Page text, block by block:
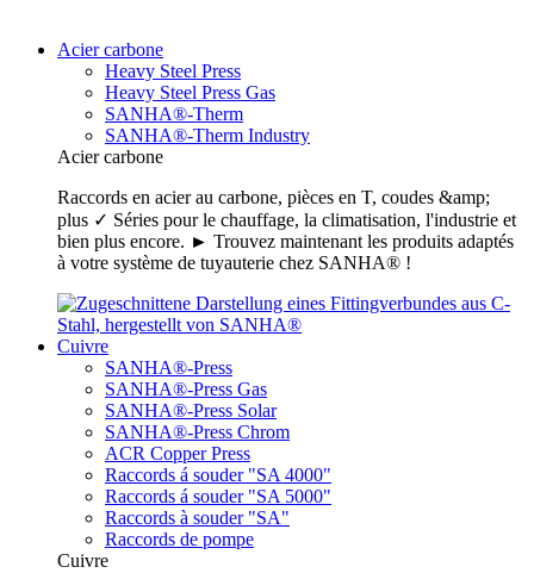
Acier carbone
Heavy Steel Press
Heavy Steel Press Gas
SANHA®-Therm
SANHA®-Therm Industry
Acier carbone
Raccords en acier au carbone, pièces en T, coudes &amp;
plus ✓ Séries pour le chauffage, la climatisation, l'industrie et
bien plus encore. ► Trouvez maintenant les produits adaptés
à votre système de tuyauterie chez SANHA® !
Cuivre
SANHA®-Press
SANHA®-Press Gas
SANHA®-Press Solar
SANHA®-Press Chrom
ACR Copper Press
Raccords á souder "SA 4000"
Raccords á souder "SA 5000"
Raccords à souder "SA"
Raccords de pompe
Cuivre